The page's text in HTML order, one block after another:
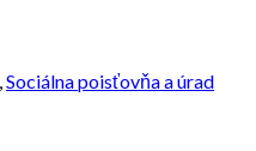
Sociálna poisťovňa a úrad